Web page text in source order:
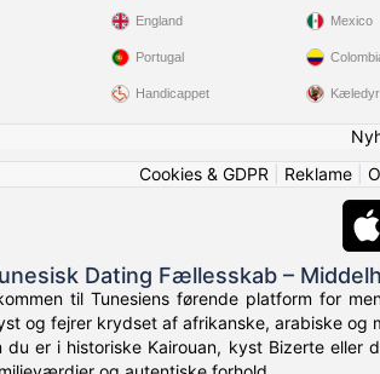
England
Portugal
Handicappet
Mexico
Kæledyr
Cookies & GDPR
Reklame
Dating Fællesskab –
til Tunesiens førende platform for
og fejrer krydset af afrikanske, arabiske og
du er i historiske Kairouan, kyst Bizerte